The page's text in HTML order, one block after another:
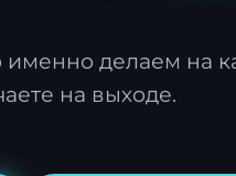
делаем на
на выходе.